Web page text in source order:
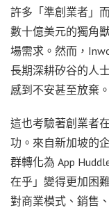
許多「準創業者」
數十億美元的獨角
場需求。然而，
長期深耕矽谷的人
感到不安甚至放棄。
這也考驗著創業者
功。來自新加坡的
群轉化為 App
在乎」變得更加困
對商業模式、銷售